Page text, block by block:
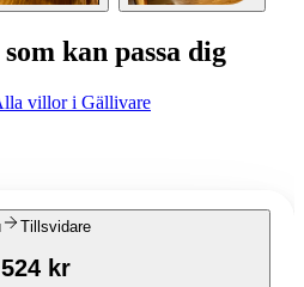
kan passa dig
villor i Gällivare
Tillsvidare
524 kr